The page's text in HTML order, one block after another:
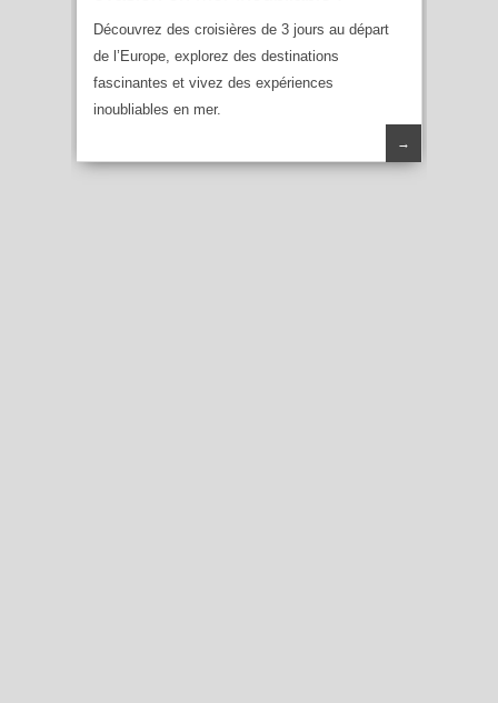
Découvrez des croisières de 3 jours au départ
de l’Europe, explorez des destinations
fascinantes et vivez des expériences
inoubliables en mer.
→